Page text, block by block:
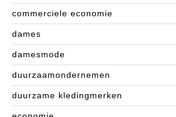
commerciele economie
dames
damesmode
duurzaamondernemen
duurzame kledingmerken